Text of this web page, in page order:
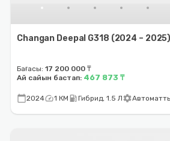
Changan Deepal G318 (2024 – 2025)
Бағасы: 17 200 000 ₸
Ай сайын бастап: 467 873 ₸
calendar_today2024speed1 КМ local_gas_stationГибрид, 1.5 Лsettings